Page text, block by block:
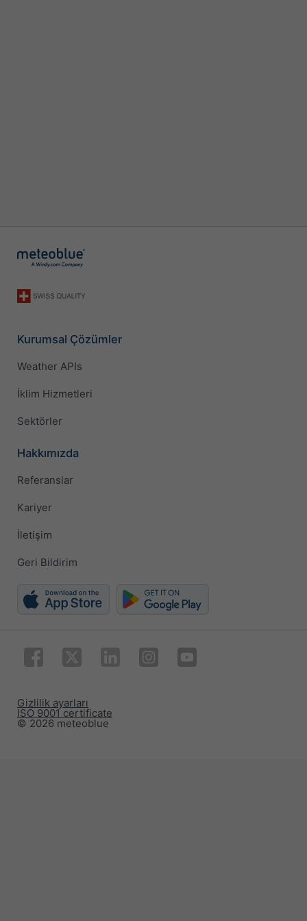
Kurumsal Çözümler
Weather APIs
İklim Hizmetleri
Sektörler
Hakkımızda
Referanslar
Kariyer
İletişim
Geri Bildirim
© 2026 meteoblue
ISO 9001 certificate
Gizlilik ayarları